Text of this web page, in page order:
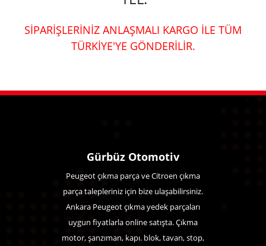
SİPARİŞLERİNİZ ANLAŞMALI KARGO İLE TÜM
TÜRKİYE'YE GÖNDERİLİR.
Gürbüz Otomotiv
Peugeot çıkma parça ve Citroen çıkma
parça talepleriniz için bize ulaşabilirsiniz.
Ankara Peugeot çıkma yedek parçaları
uygun fiyatlarla online satışta. Çıkma
motor, şanzıman, kapı. blok, tavan, stop,